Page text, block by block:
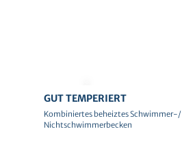
© Team Brennweite
GUT TEMPERIERT
Kombiniertes beheiztes Schwimmer-/
Nichtschwimmerbecken